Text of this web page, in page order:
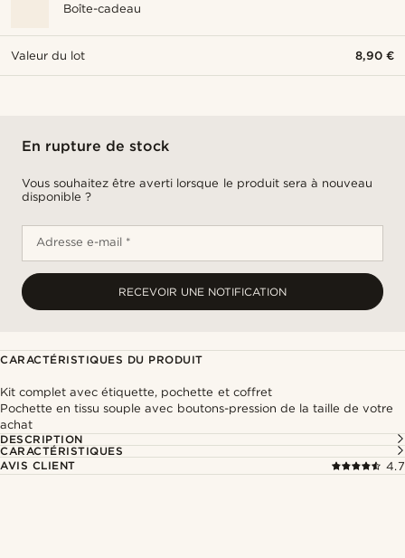
Boîte-cadeau
Valeur du lot 8,90 €
En rupture de stock
Vous souhaitez être averti lorsque le produit sera à nouveau
disponible ?
Adresse e-mail *
RECEVOIR UNE NOTIFICATION
CARACTÉRISTIQUES DU PRODUIT
Kit complet avec étiquette, pochette et coffret
Pochette en tissu souple avec boutons-pression de la taille de votre
achat
DESCRIPTION
CARACTÉRISTIQUES
AVIS CLIENT
4.7